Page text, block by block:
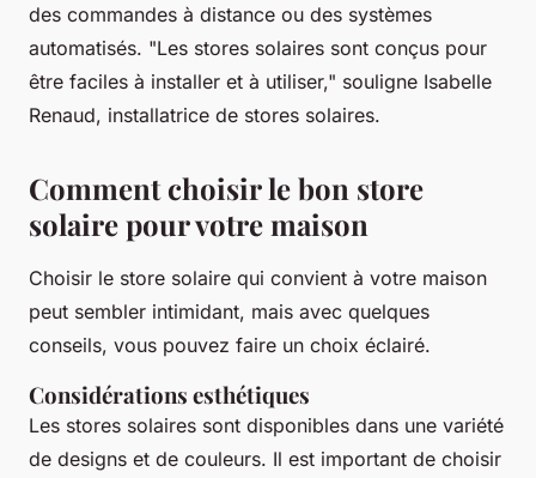
des commandes à distance ou des systèmes
automatisés. "Les stores solaires sont conçus pour
être faciles à installer et à utiliser," souligne Isabelle
Renaud, installatrice de stores solaires.
Comment choisir le bon store
solaire pour votre maison
Choisir le store solaire qui convient à votre maison
peut sembler intimidant, mais avec quelques
conseils, vous pouvez faire un choix éclairé.
Considérations esthétiques
Les stores solaires sont disponibles dans une variété
de designs et de couleurs. Il est important de choisir